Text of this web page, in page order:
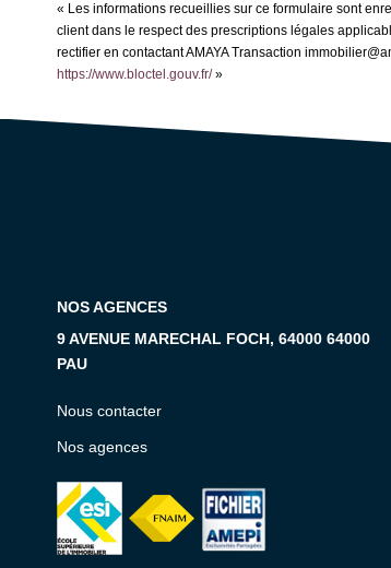
« Les informations recueillies sur ce formulaire sont
client dans le respect des prescriptions légales
rectifier en contactant AMAYA Transaction
https://www.bloctel.gouv.fr/»
NOS AGENCES
9 AVENUE MARECHAL FOCH, 64000 64000
PAU
Nous contacter
Nos agences